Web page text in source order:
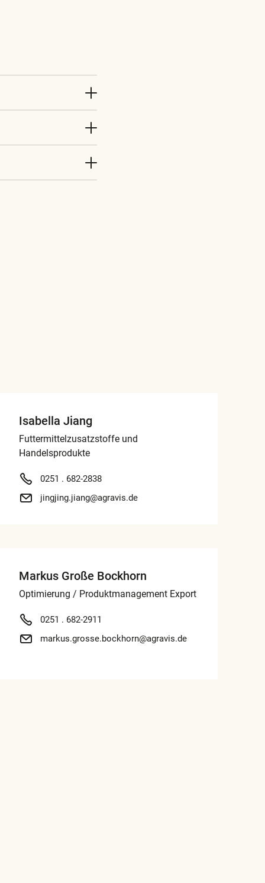
Isabella Jiang
Futtermittelzusatzstoffe und
Handelsprodukte
0251 . 682-2838
jingjing.jiang@agravis.de
Markus Große Bockhorn
Optimierung / Produktmanagement Export
0251 . 682-2911
markus.grosse.bockhorn@agravis.de